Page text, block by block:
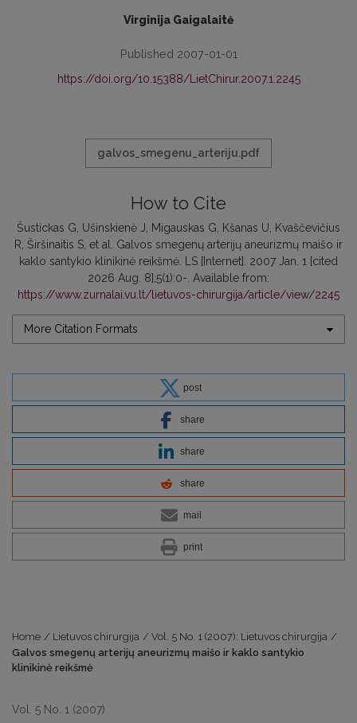
Virginija Gaigalaitė
Published 2007-01-01
https://doi.org/10.15388/LietChirur.2007.1.2245
galvos_smegenu_arteriju.pdf
How to Cite
Šustickas G, Ušinskienė J, Migauskas G, Kšanas U, Kvaščevičius
R, Širšinaitis S, et al. Galvos smegenų arterijų aneurizmų maišo ir
kaklo santykio klinikinė reikšmė. LS [Internet]. 2007 Jan. 1 [cited
2026 Aug. 8];5(1):0-. Available from:
https://www.zurnalai.vu.lt/lietuvos-chirurgija/article/view/2245
More Citation Formats
post
share
share
share
mail
print
Home / Lietuvos chirurgija / Vol. 5 No. 1 (2007): Lietuvos chirurgija /
Galvos smegenų arterijų aneurizmų maišo ir kaklo santykio
klinikinė reikšmė
Vol. 5 No. 1 (2007)